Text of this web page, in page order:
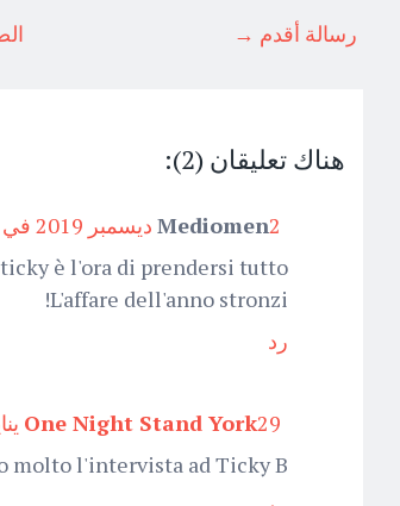
رسالة أقدم →
هناك تعليقان (2):
Mediomen2 ديسمبر 2019 في 9:50 م
è l'ora di prendersi tutto
L'affare dell'anno stronzi!
رد
One Night Stand York29 يناير 2025 في 3:35 ص
molto l'intervista ad Ticky B.